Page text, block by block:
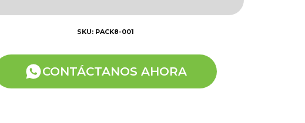
SKU: PACK8-001
CONTÁCTANOS AHORA